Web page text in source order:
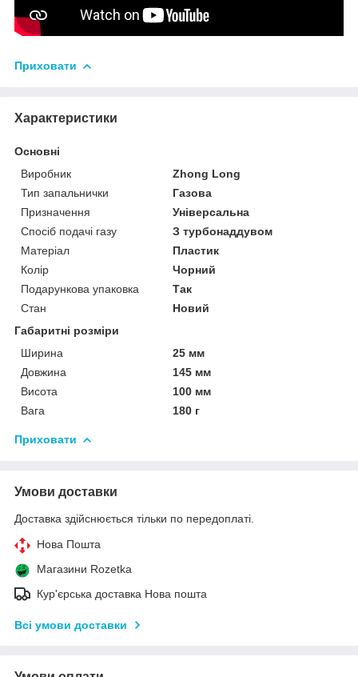
Приховати
Характеристики
Основні
Виробник
Zhong Long
Тип запальнички
Газова
Призначення
Універсальна
Спосіб подачі газу
З турбонаддувом
Матеріал
Пластик
Колір
Чорний
Подарункова упаковка
Так
Стан
Новий
Габаритні розміри
Ширина
25 мм
Довжина
145 мм
Висота
100 мм
Вага
180 г
Приховати
Умови доставки
Доставка здійснюється тільки по передоплаті.
Нова Пошта
Магазини Rozetka
Кур'єрська доставка Нова пошта
Всі умови доставки